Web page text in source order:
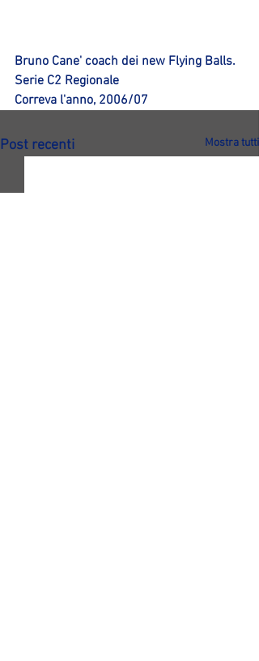
Bruno Cane' coach dei new Flying Balls.
Serie C2 Regionale
Correva l'anno, 2006/07
Post recenti Mostra tutti